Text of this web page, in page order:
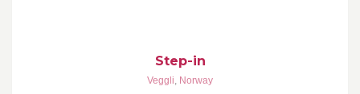
Step-in
Veggli, Norway